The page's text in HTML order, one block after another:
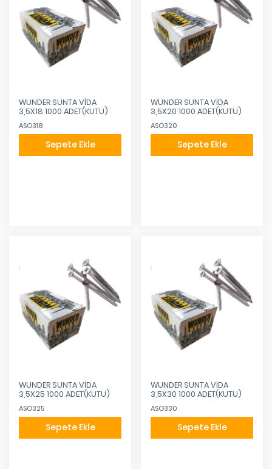
WUNDER SUNTA VİDA
3,5X18 1000 ADET(KUTU)
ASO318
Sepete Ekle
WUNDER SUNTA VİDA
3,5X20 1000 ADET(KUTU)
ASO320
Sepete Ekle
WUNDER SUNTA VİDA
3,5X25 1000 ADET(KUTU)
ASO325
Sepete Ekle
WUNDER SUNTA VİDA
3,5X30 1000 ADET(KUTU)
ASO330
Sepete Ekle